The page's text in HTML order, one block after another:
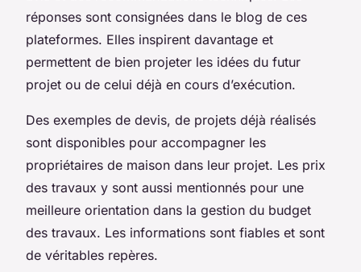
réponses sont consignées dans le blog de ces
plateformes. Elles inspirent davantage et
permettent de bien projeter les idées du futur
projet ou de celui déjà en cours d’exécution.
Des exemples de devis, de projets déjà réalisés
sont disponibles pour accompagner les
propriétaires de maison dans leur projet. Les prix
des travaux y sont aussi mentionnés pour une
meilleure orientation dans la gestion du budget
des travaux. Les informations sont fiables et sont
de véritables repères.